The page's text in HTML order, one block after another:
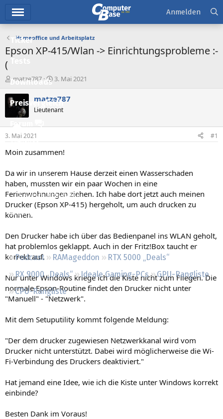
Ticker
Downloads
Preisvergleich
Forum
Aktuelles
Neue Beiträge
Neueste Aktivitäten
Leserartikel
Podcast RAMageddon
RTX 5000 „Deals“
RX 9000 „Deals“
Ideale Gaming-PCs
GPU-Rangliste
CPU-Rangliste
Anmelden
Homeoffice und Arbeitsplatz
Epson XP-415/Wlan -> Einrichtungsprobleme :-
(
E
r
s
t
l
e
r
matze787
E
s
e
t
a
3. Mai 2021
matze787
Lieutenant
3. Mai 2021 #1
Moin zusammen!
Da wir in unserem Hause derzeit einen Wasserschaden
haben, mussten wir ein paar Wochen in eine
Ferienwohnungen ziehen. Ich habe dort jetzt auch meinen
Drucker (Epson XP-415) hergeholt, um auch drucken zu
können.
Den Drucker habe ich über das Bedienpanel ins WLAN geholt,
hat problemlos geklappt. Auch in der Fritz!Box taucht er
korrekt auf.
Nur unter Windows kriege ich die Kiste nicht zum Fliegen. Die
normale Epson-Routine findet den Drucker nicht unter
"Manuell" - "Netzwerk".
Mit dem Setuputility kommt folgende Meldung:
"Der dem drucker zugewiesen Netzwerkkanal wird vom
Drucker nicht unterstützt. Dabei wird möglicherweise die Wi-
Fi-Verbindung des Druckers deaktiviert."
Hat jemand eine Idee, wie ich die Kiste unter Windows korrekt
einbinde?
Besten Dank im Voraus!